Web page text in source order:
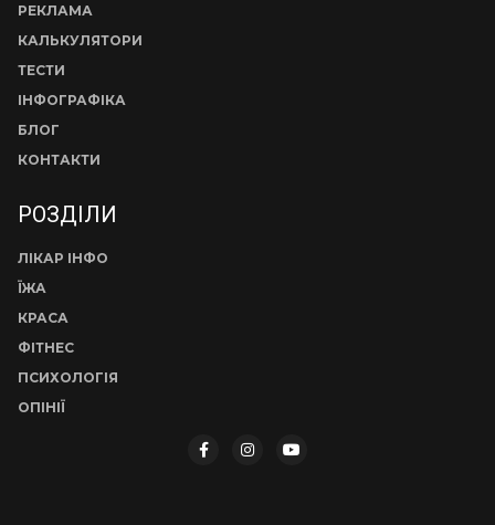
РЕКЛАМА
КАЛЬКУЛЯТОРИ
ТЕСТИ
ІНФОГРАФІКА
БЛОГ
КОНТАКТИ
РОЗДІЛИ
ЛІКАР ІНФО
ЇЖА
КРАСА
ФІТНЕС
ПСИХОЛОГІЯ
ОПІНІЇ